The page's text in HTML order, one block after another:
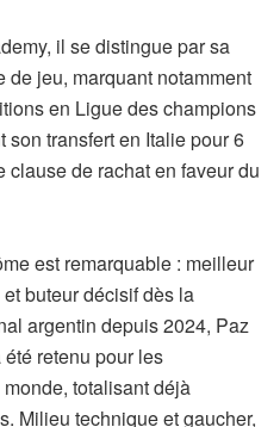
il se distingue par sa
jeu, marquant notamment
en Ligue des champions
transfert en Italie pour 6
clause de rachat en faveur du
est remarquable : meilleur
buteur décisif dès la
argentin depuis 2024, Paz
retenu pour les
totalisant déjà
Milieu technique et gaucher,